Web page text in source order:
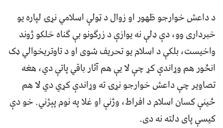
د داعش خوارجو ظهور او زوال د ټولې اسلامي نړۍ لپاره یو
خبرداری وو، دې ډلې نه یوازې د زرګونو بې ګناه خلکو ژوند
واخیست، بلکې د اسلام یو تحریف شوی او د تاوتريخوالي ډک
انځور هم وړاندې کړ چې لا یې هم آثار باقي پاتې دي، هغه
تصاویر چې داعش خوارجو نړۍ ته وړاندې کړي دي لا هم
ځینې کسان اسلام د افراط، وژنې او غلا په نوم پېژني. خو دې
کیسې پای دلته نه دی.